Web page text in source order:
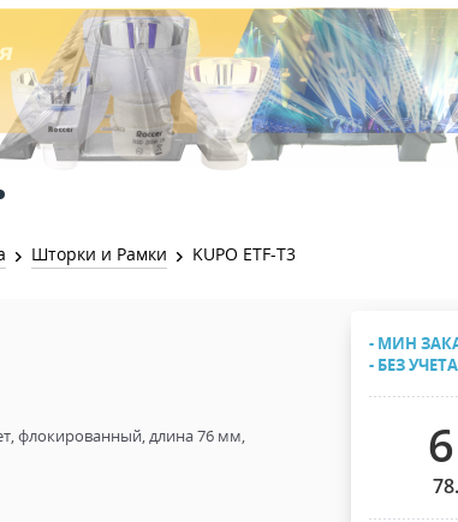
Лампы Винтаж Ретро Декор
Лампы галогенные 6-120 V
Лампы студийные 110-240 V
Лампы-фары PAR
Лампы для бассейна
Лампы UV TUV
Лампы
Распродажа
Перчатки
Сумки и подсумки
Инструменты
Готовые
Конструктор
Распродажа
Световое оборудование
Аксессуары для света
Лебёдки и
Фермы
Защитные
Распродажа
2х канальные модули
6и канальные
Лежачий
Шторки и Рамки KUPO ETF-T3
флокированный, длина 76 мм,
- МИН
- БЕЗ